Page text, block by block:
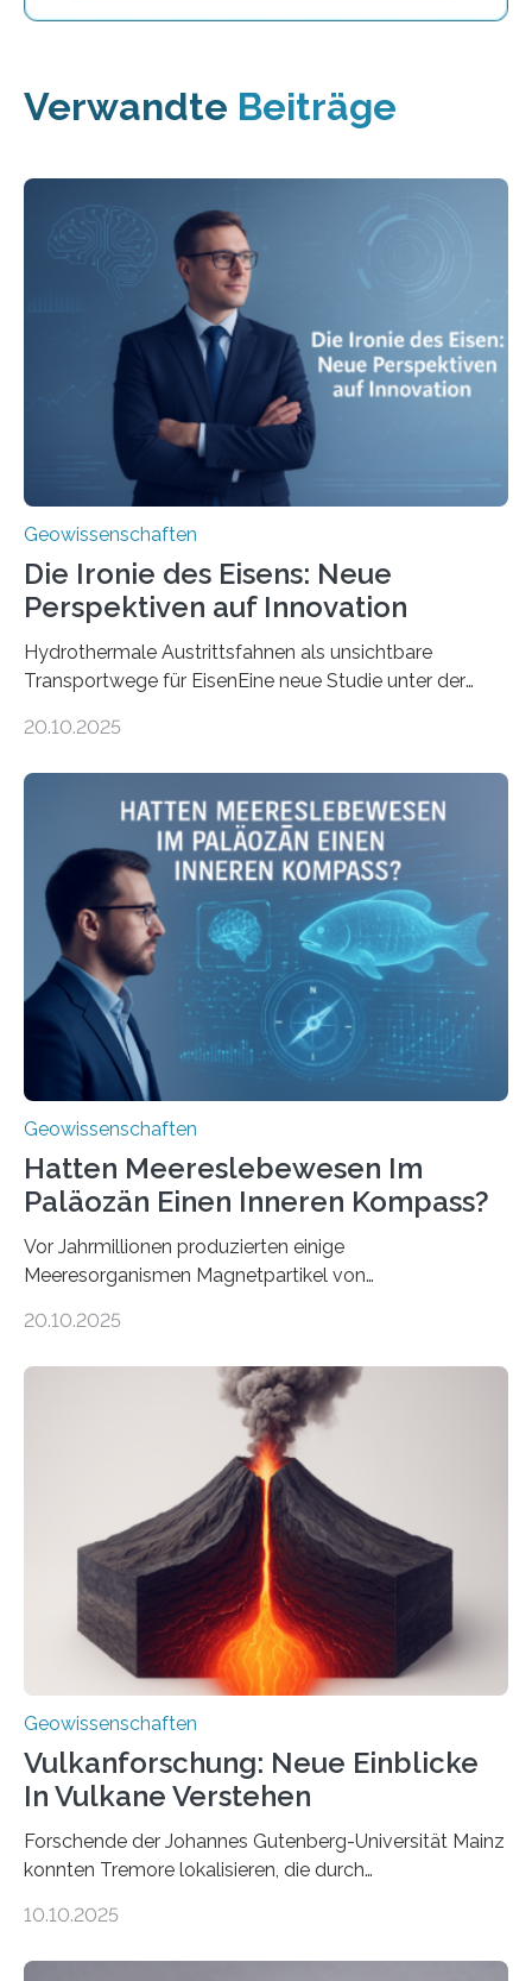
Verwandte Beiträge
Geowissenschaften
Die Ironie des Eisens: Neue
Perspektiven auf Innovation
Hydrothermale Austrittsfahnen als unsichtbare
Transportwege für EisenEine neue Studie unter der
Umweltwissenschaften der Universität Bremen –
Stoffkreislauf im Ozean prägen. Die Überblicksstudie
mit dem Titel „Iron’s Irony“ ist in Communications Earth
& Environment erschienen. Die Studie fasst bestehende
Forschungsergebnisse zusammen und interpretiert sie
neu, um zu erklären, wie Eisen, das aus hydrothermalen
Systemen freigesetzt wird, über ganze Ozeanbecken
transportiert werden kann. „Das…
20.10.2025
Geowissenschaften
Hatten Meereslebewesen Im
Paläozän Einen Inneren Kompass?
Vor Jahrmillionen produzierten einige
Meeresorganismen Magnetpartikel von
Sedimenten zu finden sind. Nun ist es einem
Domänen auf einem dieser „Riesenmagnetfossilien” mit
einer raffinierten Methode an der Diamond-
Röntgenquelle zu kartieren. Ihre Analyse zeigt, dass
diese Partikel es den Organismen ermöglicht haben
könnten, winzige Schwankungen sowohl in der
Richtung als auch in der Intensität des Erdmagnetfelds
wahrzunehmen. Dadurch konnten sie sich verorten und
über den Ozean navigieren. Vor einigen Jahren…
20.10.2025
Geowissenschaften
Vulkanforschung: Neue Einblicke
In Vulkane Verstehen
Forschende der Johannes Gutenberg-Universität Mainz
konnten Tremore lokalisieren, die durch
Vulkan? Was passiert in der Erde darunter? Wo
10.10.2025